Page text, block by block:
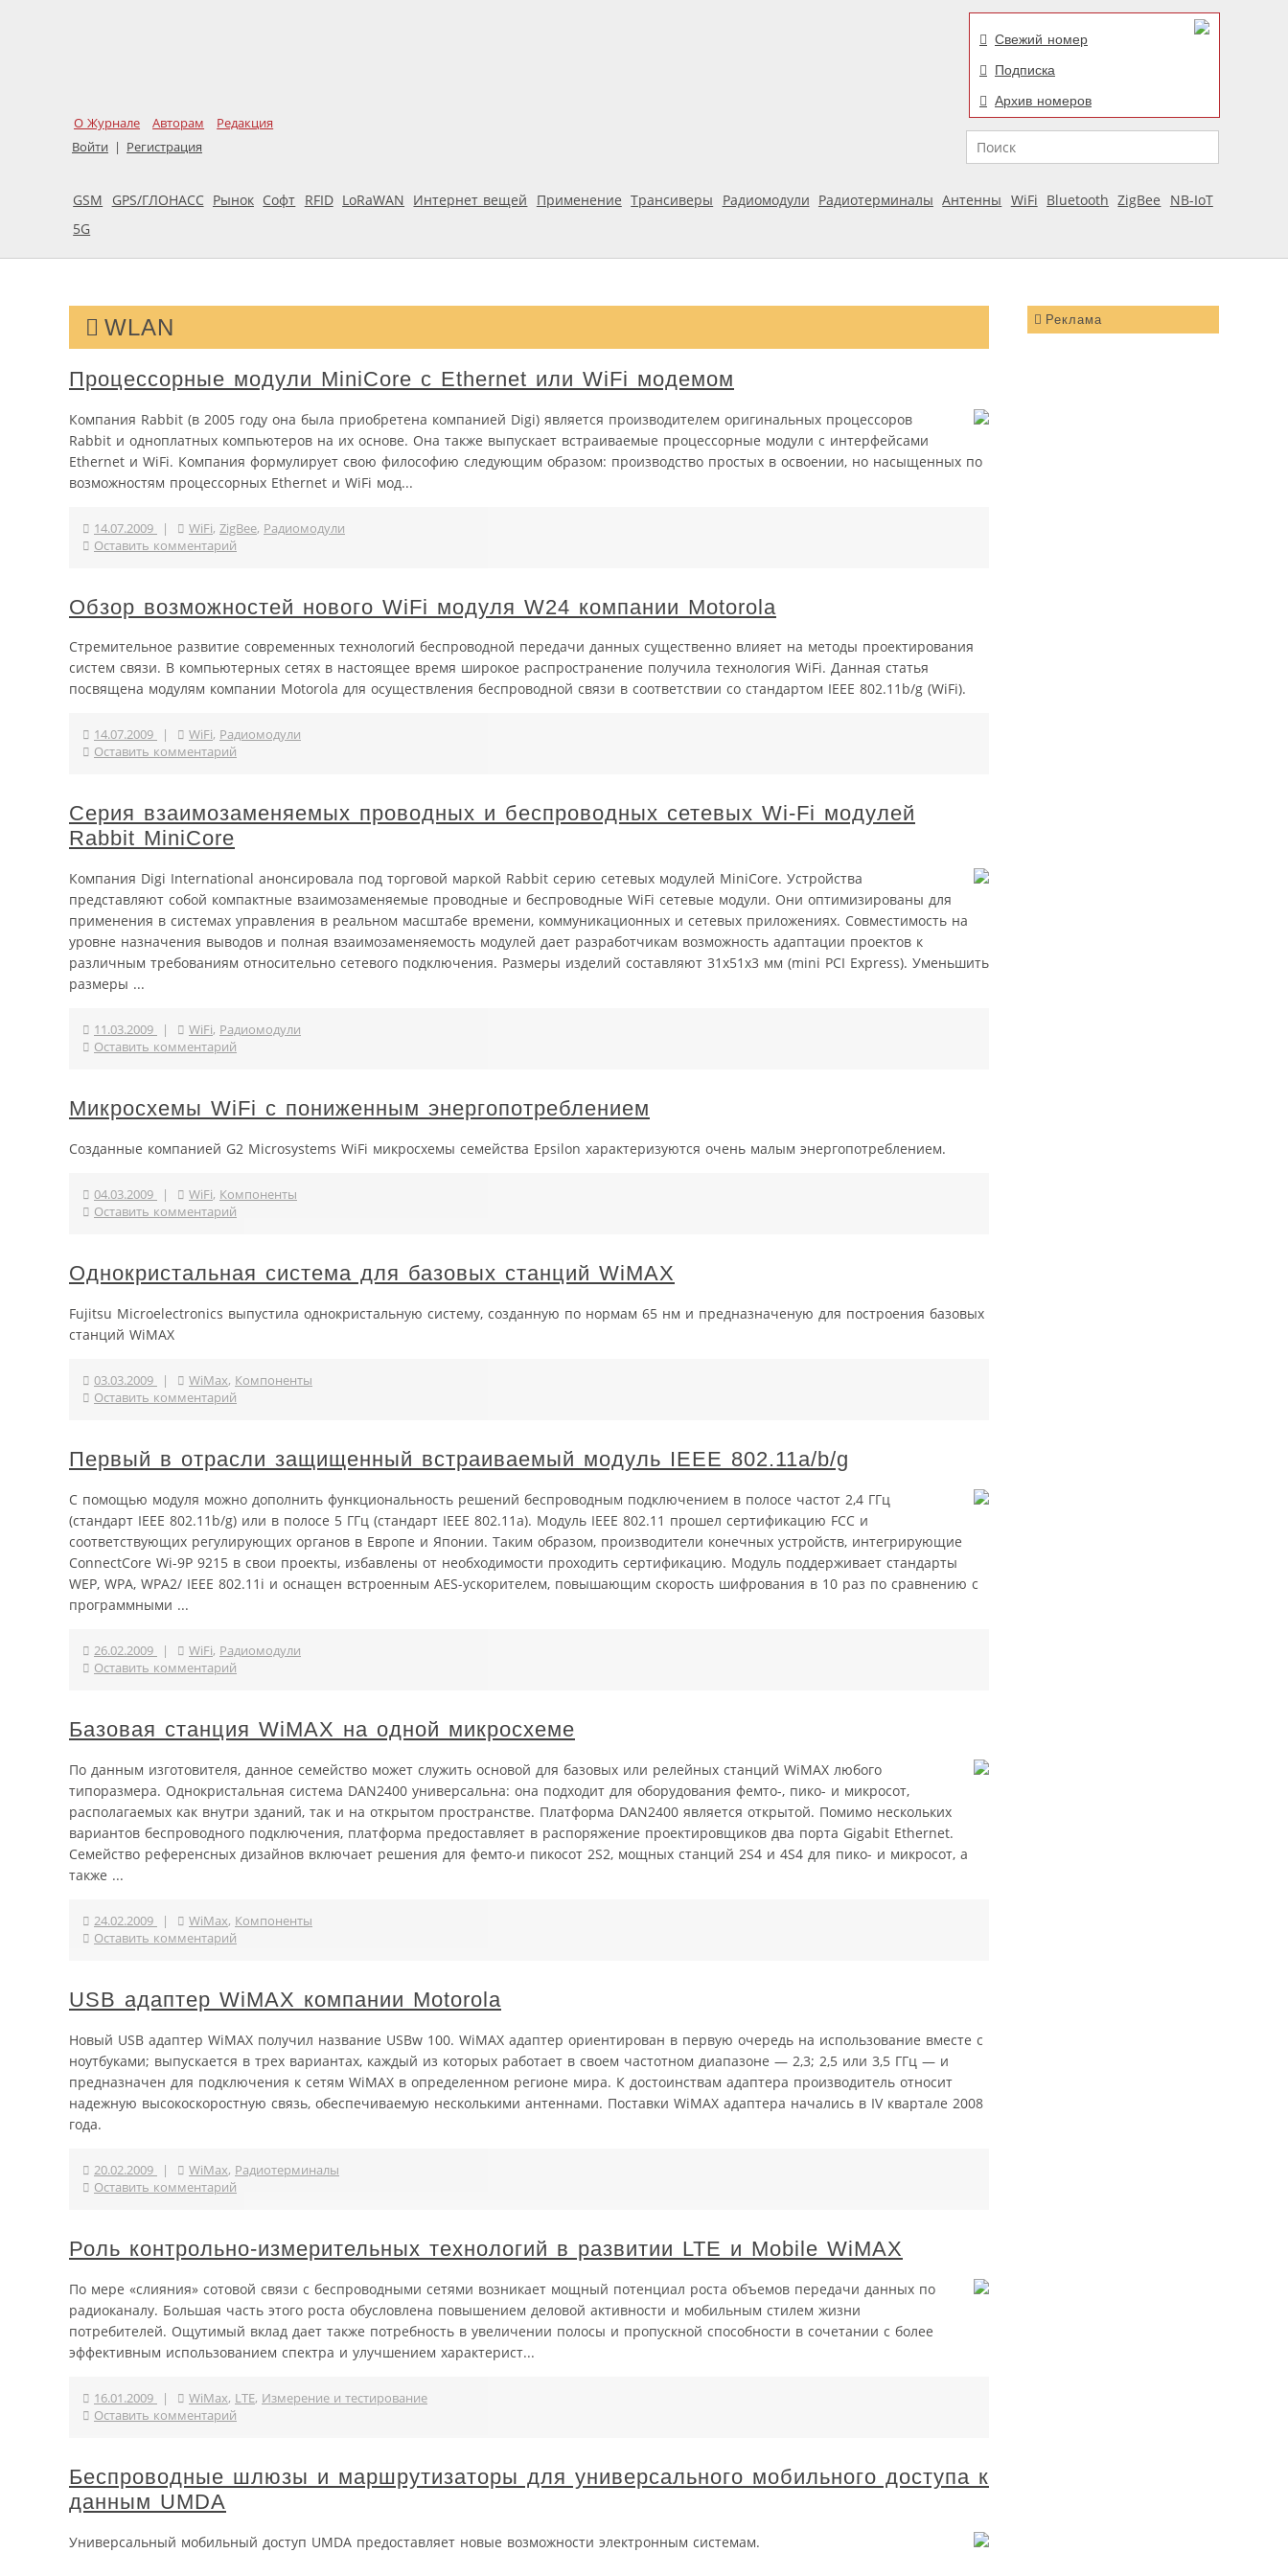
О Журнале Авторам
Редакция
Войти | Регистрация
Свежий номер
Подписка
Архив номеров
Поиск
GSM GPS/ГЛОНАСС Рынок Софт RFID LoRaWAN Интернет вещей Применение Трансиверы Радиомодули Радиотерминалы Антенны WiFi Bluetooth ZigBee
NB-IoT
5G
Реклама
WLAN
Процессорные модули MiniCore c Ethernet или WiFi модемом
Компания Rabbit (в 2005 году она была приобретена компанией Digi) является производителем оригинальных процессоров
Rabbit и одноплатных компьютеров на их основе. Она также выпускает встраиваемые процессорные модули с интерфейсами
Ethernet и WiFi. Компания формулирует свою философию следующим образом: производство простых в освоении, но насыщенных по
возможностям процессорных Ethernet и WiFi мод...
14.07.2009 | WiFi, ZigBee, Радиомодули
Оставить комментарий
Обзор возможностей нового WiFi модуля W24 компании Motorola
Стремительное развитие современных технологий беспроводной передачи данных существенно влияет на методы проектирования
систем связи. В компьютерных сетях в настоящее время широкое распространение получила технология WiFi. Данная статья
посвящена модулям компании Motorola для осуществления беспроводной связи в соответствии со стандартом IEEE 802.11b/g (WiFi).
14.07.2009 WiFi, Радиомодули
Оставить комментарий
Серия взаимозаменяемых проводных и беспроводных сетевых Wi-Fi модулей
Rabbit MiniCore
Компания Digi International анонсировала под торговой маркой Rabbit серию сетевых модулей MiniCore. Устройства
представляют собой компактные взаимозаменяемые проводные и беспроводные WiFi сетевые модули. Они оптимизированы для
применения в системах управления в реальном масштабе времени, коммуникационных и сетевых приложениях. Совместимость на
уровне назначения выводов и полная взаимозаменяемость модулей дает разработчикам возможность адаптации проектов к
различным требованиям относительно сетевого подключения. Размеры изделий составляют 31x51x3 мм (mini PCI Express). Уменьшить
размеры ...
11.03.2009 | WiFi, Радиомодули
Оставить комментарий
Микросхемы WiFi с пониженным энергопотреблением
Созданные компанией G2 Microsystems WiFi микросхемы семейства Epsilon характеризуются очень малым энергопотреблением.
04.03.2009 | WiFi, Компоненты
Оставить комментарий
Однокристальная система для базовых станций WiMAX
Fujitsu Microelectronics выпустила однокристальную систему, созданную по нормам 65 нм и предназначеную для построения базовых
станций WiMAX
03.03.2009 | WiMax, Компоненты
Оставить комментарий
Первый в отрасли защищенный встраиваемый модуль IEEE 802.11a/b/g
C помощью модуля можно дополнить функциональность решений беспроводным подключением в полосе частот 2,4 ГГц
(стандарт IEEE 802.11b/g) или в полосе 5 ГГц (стандарт IEEE 802.11a). Модуль IEEE 802.11 прошел сертификацию FCC и
соответствующих регулирующих органов в Европе и Японии. Таким образом, производители конечных устройств, интегрирующие
ConnectCore Wi-9P 9215 в свои проекты, избавлены от необходимости проходить сертификацию. Модуль поддерживает стандарты
WEP, WPA, WPA2/ IEEE 802.11i и оснащен встроенным AES-ускорителем, повышающим скорость шифрования в 10 раз по сравнению с
программными ...
26.02.2009 | WiFi, Радиомодули
Оставить комментарий
Базовая станция WiMAX на одной микросхеме
По данным изготовителя, данное семейство может служить основой для базовых или релейных станций WiMAX любого
типоразмера. Однокристальная система DAN2400 универсальна: она подходит для оборудования фемто-, пико- и микросот,
располагаемых как внутри зданий, так и на открытом пространстве. Платформа DAN2400 является открытой. Помимо нескольких
вариантов беспроводного подключения, платформа предоставляет в распоряжение проектировщиков два порта Gigabit Ethernet.
Семейство референсных дизайнов включает решения для фемто-и пикосот 2Ѕ2, мощных станций 2Ѕ4 и 4Ѕ4 для пико- и микросот, а
также ...
24.02.2009 | WiMax, Компоненты
Оставить комментарий
USB адаптер WiMAX компании Motorola
Новый USB адаптер WiMAX получил название USBw 100. WiMAX адаптер ориентирован в первую очередь на использование вместе с
ноутбуками; выпускается в трех вариантах, каждый из которых работает в своем частотном диапазоне — 2,3; 2,5 или 3,5 ГГц — и
предназначен для подключения к сетям WiMAX в определенном регионе мира. К достоинствам адаптера производитель относит
надежную высокоскоростную связь, обеспечиваемую несколькими антеннами. Поставки WiMAX адаптера начались в IV квартале 2008
года.
20.02.2009 | WiMax, Радиотерминалы
Оставить комментарий
Роль контрольно-измерительных технологий в развитии LTE и Mobile WiMAX
По мере «слияния» сотовой связи с беспроводными сетями возникает мощный потенциал роста объемов передачи данных по
радиоканалу. Большая часть этого роста обусловлена повышением деловой активности и мобильным стилем жизни
потребителей. Ощутимый вклад дает также потребность в увеличении полосы и пропускной способности в сочетании с более
эффективным использованием спектра и улучшением характерист...
16.01.2009 | WiMax, LTE, Измерение и тестирование
Оставить комментарий
Беспроводные шлюзы и маршрутизаторы для универсального мобильного доступа к
данным UMDA
Универсальный мобильный доступ UMDA предоставляет новые возможности электронным системам.